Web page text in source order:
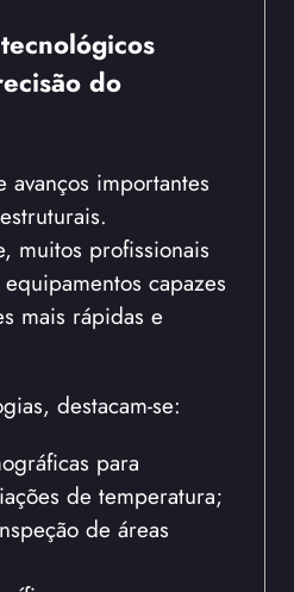
do
importantes
muitos profissionais
capazes
mais rápidas e
destacam-se:
para
de temperatura;
de áreas